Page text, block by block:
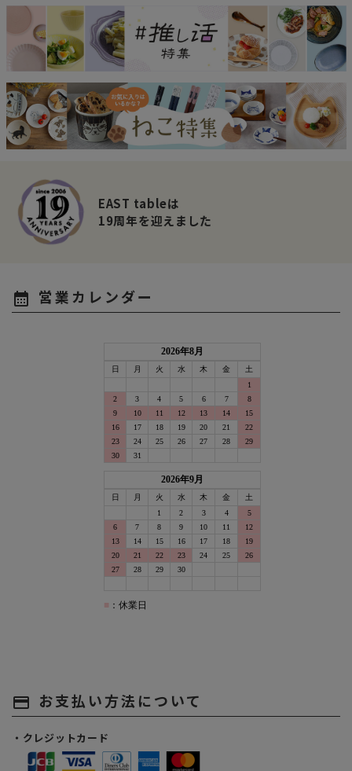
EAST tableは
19周年を迎えました
calendar_month 営業カレンダー
payment お支払い方法について
・クレジットカード